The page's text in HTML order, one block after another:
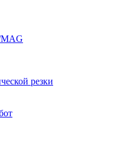
MAG
резки